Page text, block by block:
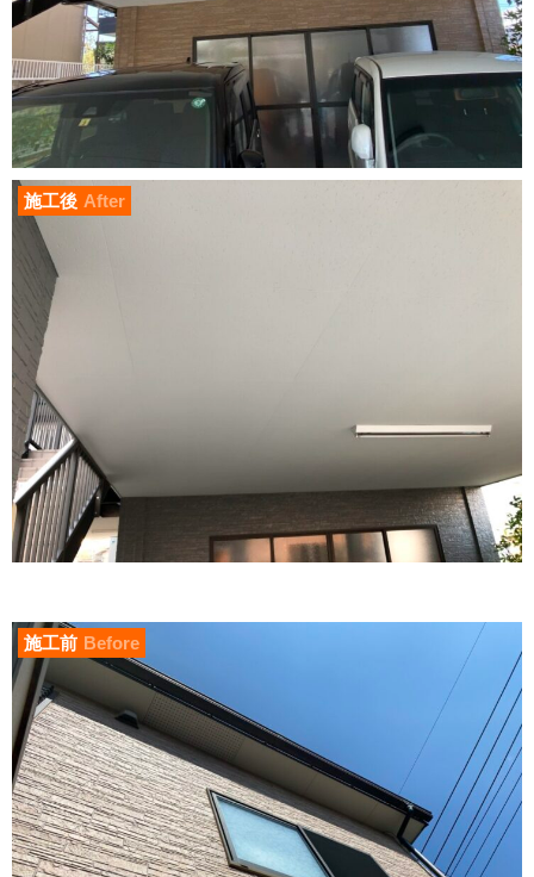
施工後 After
施工前 Before